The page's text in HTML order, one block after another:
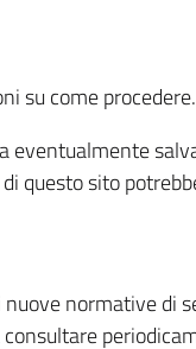
su come procedere.
eventualmente
questo sito
normative di